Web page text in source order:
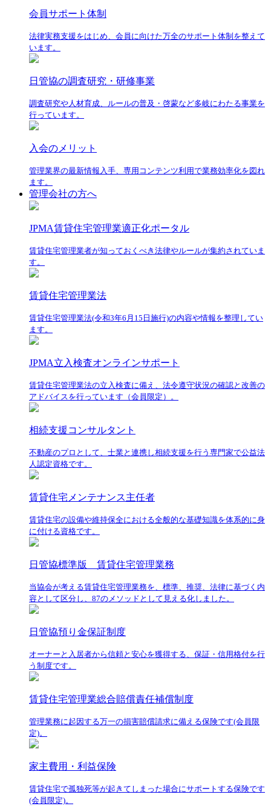
会員サポート体制
法律実務支援をはじめ、会員に向けた万全のサポート体制を整えて
います。
日管協の調査研究・研修事業
調査研究や人材育成、ルールの普及・啓蒙など多岐にわたる事業を
行っています。
入会のメリット
管理業界の最新情報入手、専用コンテンツ利用で業務効率化を図れ
ます。
管理会社の方へ
JPMA賃貸住宅管理業適正化ポータル
賃貸住宅管理業者が知っておくべき法律やルールが集約されていま
す。
賃貸住宅管理業法
賃貸住宅管理業法(令和3年6月15日施行)の内容や情報を整理してい
ます。
JPMA立入検査オンラインサポート
賃貸住宅管理業法の立入検査に備え、法令遵守状況の確認と改善の
アドバイスを行っています（会員限定）。
相続支援コンサルタント
不動産のプロとして、士業と連携し相続支援を行う専門家で公益法
人認定資格です。
賃貸住宅メンテナンス主任者
賃貸住宅の設備や維持保全における全般的な基礎知識を体系的に身
に付ける資格です。
日管協標準版 賃貸住宅管理業務
当協会が考える賃貸住宅管理業務を、標準、推奨、法律に基づく内
容として区分し、87のメソッドとして見える化しました。
日管協預り金保証制度
オーナーと入居者から信頼と安心を獲得する、保証・信用格付を行
う制度です。
賃貸住宅管理業総合賠償責任補償制度
管理業務に起因する万一の損害賠償請求に備える保険です(会員限
定)。
家主費用・利益保険
賃貸住宅で孤独死等が起きてしまった場合にサポートする保険です
(会員限定)。